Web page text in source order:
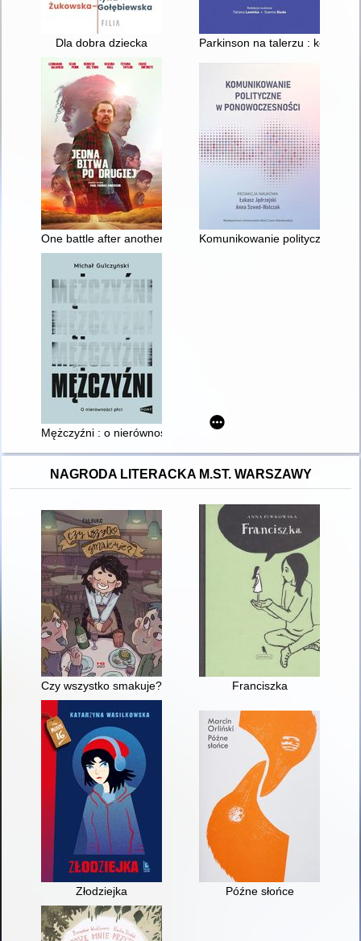
Dla dobra dziecka Parkinson na talerzu :
One battle after another = Jedna bitwa po drugiej
Komunikowanie polityczne w
Mężczyźni : o nierówności płci
NAGRODA LITERACKA M.ST. WARSZAWY
Czy wszystko smakuje? Franciszka
Złodziejka Późne słońce